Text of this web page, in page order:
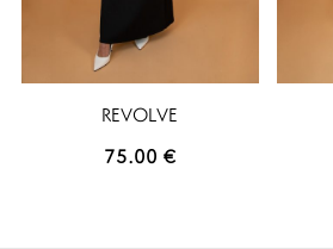
REVOLVE
75.00€